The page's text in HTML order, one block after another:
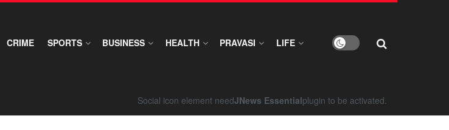
CRIME SPORTS BUSINESS HEALTH PRAVASI LIFE
Social icon element needJNews Essentialplugin to be activated.